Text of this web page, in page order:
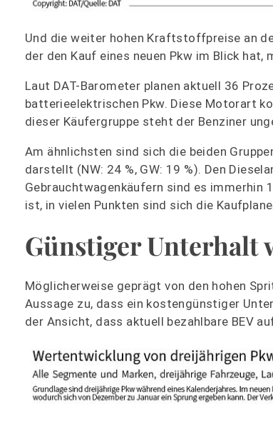
Und die weiter hohen Kraftstoffpreise an
der den Kauf eines neuen Pkw im Blick
Laut DAT-Barometer planen aktuell 36
batterieelektrischen Pkw. Diese Motorart
dieser Käufergruppe steht der Benziner
Am ähnlichsten sind sich die beiden
darstellt (NW: 24 %, GW: 19 %). Den
Gebrauchtwagenkäufern sind es immerhin
ist, in vielen Punkten sind sich die
Günstiger Unterhalt
Möglicherweise geprägt von den hohen
Aussage zu, dass ein kostengünstiger
der Ansicht, dass aktuell bezahlbare BEV